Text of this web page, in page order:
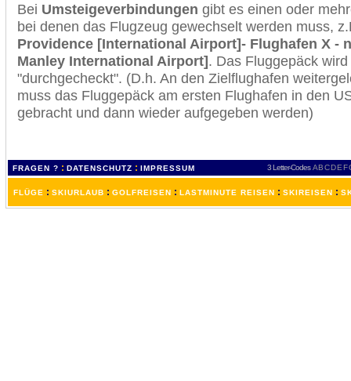
Bei Umsteigeverbindungen gibt es einen oder
bei denen das Flugzeug gewechselt werden muss,
Providence [International Airport]- Flughafen X -
Manley International Airport]. Das Fluggepäck
"durchgecheckt". (D.h. An den Zielflughafen
muss das Fluggepäck am ersten Flughafen in den
gebracht und dann wieder aufgegeben werden)
FRAGEN ? : DATENSCHUTZ : IMPRESSUM 3 Letter-Codes ABCDEF
FLÜGE : SKIURLAUB : GOLFREISEN : LASTMINUTE REISEN : SKIREISEN :